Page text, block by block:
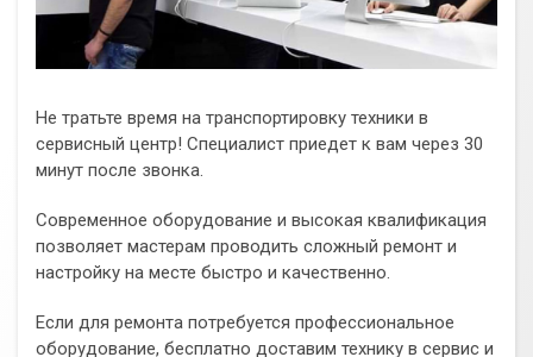
Не тратьте время на транспортировку техники в
сервисный центр! Специалист приедет к вам через 30
минут после звонка.
Современное оборудование и высокая квалификация
позволяет мастерам проводить сложный ремонт и
настройку на месте быстро и качественно.
Если для ремонта потребуется профессиональное
оборудование, бесплатно доставим технику в сервис и